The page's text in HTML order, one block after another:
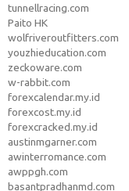
tunnellracing.com
Paito HK
wolfriveroutfitters.com
youzhieducation.com
zeckoware.com
w-rabbit.com
forexcalendar.my.id
forexcost.my.id
forexcracked.my.id
austinmgarner.com
awinterromance.com
awppgh.com
basantpradhanmd.com